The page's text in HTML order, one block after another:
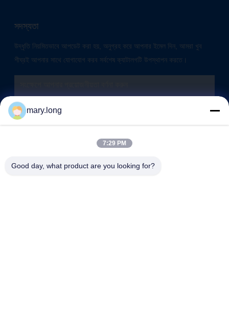
সদস্যতা
উদ্ধৃতি নিয়মিতভাবে আপডেট করা হয়, অনুগ্রহ করে আপনার ইমেল দিন, আমরা খুব
শীঘ্রই আপনার সাথে যোগাযোগ করব সর্বশেষ ক্যাটালগটি উপস্থাপন করতে।
mary.long
7:29 PM
Good day, what product are you looking for?